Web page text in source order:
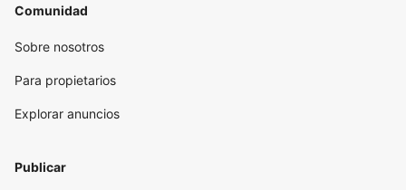
Comunidad
Sobre nosotros
Para propietarios
Explorar anuncios
Publicar